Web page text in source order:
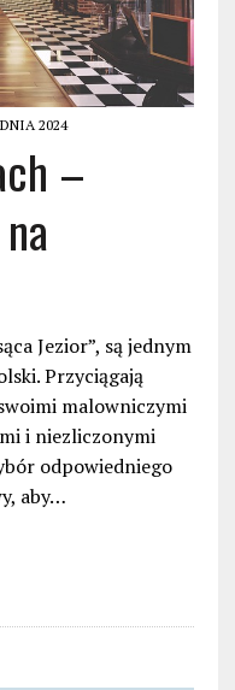
2024
–
Jezior”, są jednym
Przyciągają
malowniczymi
i niezliczonymi
odpowiedniego
aby…